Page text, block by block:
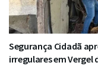
Segurança Cidadã
irregulares em Vergel